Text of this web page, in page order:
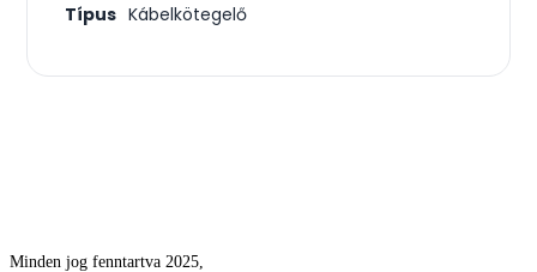
Típus Kábelkötegelő
Minden jog fenntartva 2025,